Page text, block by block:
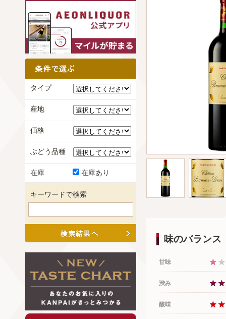
味のバランス
甘味
渋み
酸味
タイプ
産地
価格
ぶどう品種
在庫 在庫あり
キーワードで検索